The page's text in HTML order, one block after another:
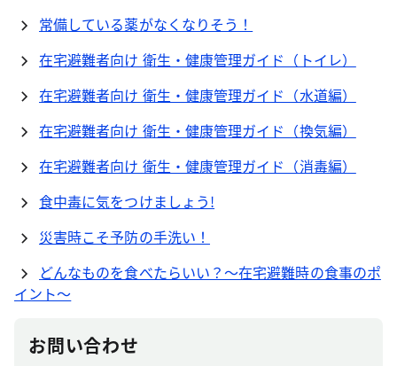
常備している薬がなくなりそう！
在宅避難者向け 衛生・健康管理ガイド（トイレ）
在宅避難者向け 衛生・健康管理ガイド（水道編）
在宅避難者向け 衛生・健康管理ガイド（換気編）
在宅避難者向け 衛生・健康管理ガイド（消毒編）
食中毒に気をつけましょう!
災害時こそ予防の手洗い！
どんなものを食べたらいい？～在宅避難時の食事のポ
イント～
お問い合わせ